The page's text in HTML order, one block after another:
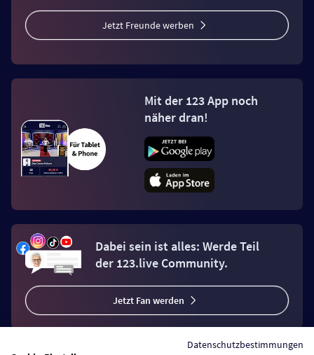
Jetzt Freunde werben
Mit der 123 App noch
näher dran!
Dabei sein ist alles: Werde Teil
der 123.live Community.
Jetzt Fan werden
Datenschutzbestimmungen